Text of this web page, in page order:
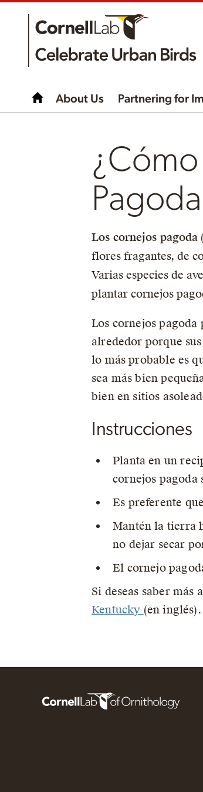
About Us Partnering for
Los cornejos pagoda (
flores fragantes, de
Varias especies de
plantar cornejos
Los cornejos pagoda
alrededor porque
lo más probable es
sea más bien
bien en sitios
Instrucciones
Planta en un
cornejos pagoda
Es preferente
Mantén la tierra
no dejar secar
El cornejo
Si deseas saber
Kentucky (en inglés).